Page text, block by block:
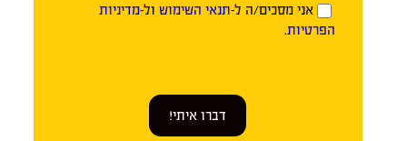
אני מסכים/ה ל-תנאי השימוש ול-מדיניות
הפרטיות.
דברו איתי!